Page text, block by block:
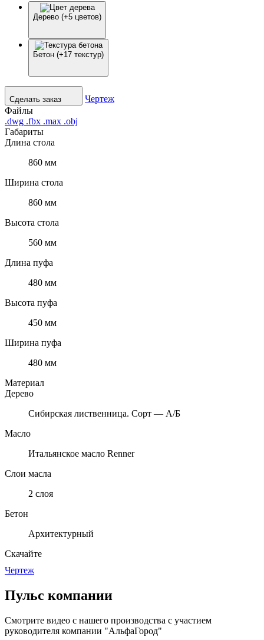
Дерево (+5 цветов)
Бетон (+17 текстур)
Сделать заказ
Чертеж
Файлы
.dwg .fbx .max .obj
Габариты
Длина стола
860 мм
Ширина стола
860 мм
Высота стола
560 мм
Длина пуфа
480 мм
Высота пуфа
450 мм
Ширина пуфа
480 мм
Материал
Дерево
Сибирская лиственница. Сорт — А/Б
Масло
Итальянское масло Renner
Слои масла
2 слоя
Бетон
Архитектурный
Скачайте
Чертеж
Пульс компании
Смотрите видео с нашего производства с участием
руководителя компании "АльфаГород"